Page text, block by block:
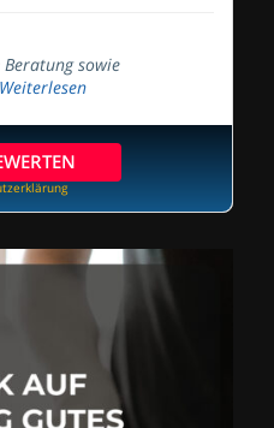
sowie
Weiterlesen